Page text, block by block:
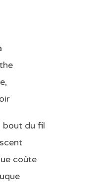
bout du fil
coûte